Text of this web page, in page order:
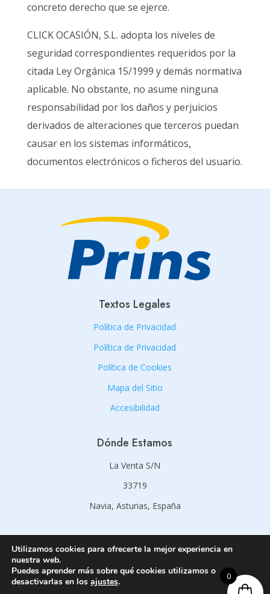
concreto derecho que se ejerce.
CLICK OCASIÓN, S.L. adopta los niveles de
seguridad correspondientes requeridos por la
citada Ley Orgánica 15/1999 y demás normativa
aplicable. No obstante, no asume ninguna
responsabilidad por los daños y perjuicios
derivados de alteraciones que terceros puedan
causar en los sistemas informáticos,
documentos electrónicos o ficheros del usuario.
Textos Legales
Política de Privacidad
Política de Privacidad
Política de Cookies
Mapa del Sitio
Accesibilidad
Dónde Estamos
La Venta S/N
33719
Navia, Asturias, España
Contacto
info@prinsautogas.es
Utilizamos cookies para ofrecerte la mejor experiencia en
nuestra web.
Puedes aprender más sobre qué cookies utilizamos o
desactivarlas en los ajustes. 0